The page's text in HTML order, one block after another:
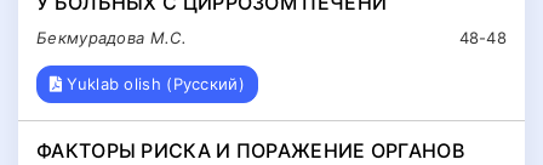
48-48
Бекмурадова М.С.
Yuklab olish (Русский)
ФАКТОРЫ РИСКА И ПОРАЖЕНИЕ ОРГАНОВ